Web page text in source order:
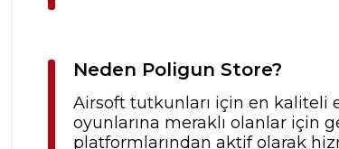
Neden Poligun Store?
Airsoft tutkunları için en kaliteli
oyunlarına meraklı olanlar için
platformlarından aktif olarak